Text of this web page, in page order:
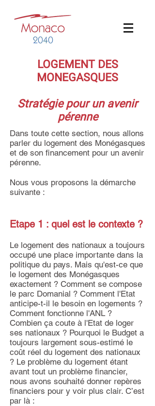
LOGEMENT DES
MONEGASQUES
Stratégie pour un avenir
pérenne
Dans toute cette section, nous allons
parler du logement des Monégasques
et de son financement pour un avenir
pérenne.
Nous vous proposons la démarche
suivante :
Etape 1 : quel est le contexte ?
Le logement des nationaux a toujours
occupé une place importante dans la
politique du pays. Mais qu'est-ce que
le logement des Monégasques
exactement ? Comment se compose
le parc Domanial ? Comment l'Etat
anticipe-t-il le besoin en logements ?
Comment fonctionne l'ANL ?
Combien ça coute à l'Etat de loger
ses nationaux ? Pourquoi le Budget a
toujours largement sous-estimé le
coût réel du logement des nationaux
? Le problème du logement étant
avant tout un problème financier,
nous avons souhaité donner repères
financiers pour y voir plus clair. C’est
par là :